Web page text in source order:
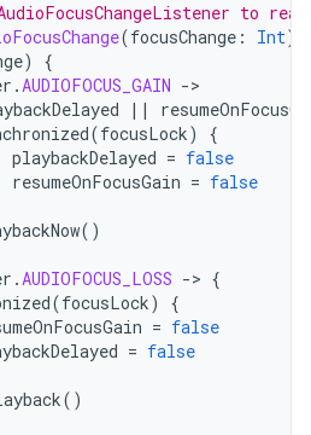
to
(focusChange : Int)
)
{
.AUDIOFOCUS_GAIN -
||
(focusLock)
{
playbackDelayed = false
resumeOnFocusGain = false
()
.AUDIOFOCUS_LOSS -> {
(focusLock)
{
= false
= false
()